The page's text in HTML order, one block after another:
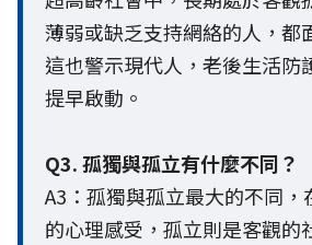
薄弱或缺乏支持網絡的人，都
這也警示現代人，老後生活防
提早啟動。
Q3. 孤獨與孤立有什麼不同？
A3：孤獨與孤立最大的不同，
的心理感受，孤立則是客觀的